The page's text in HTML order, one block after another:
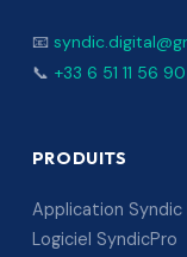
📧
📞 +33 6 51 11 56 90
PRODUITS
Application Syndic
Logiciel SyndicPro